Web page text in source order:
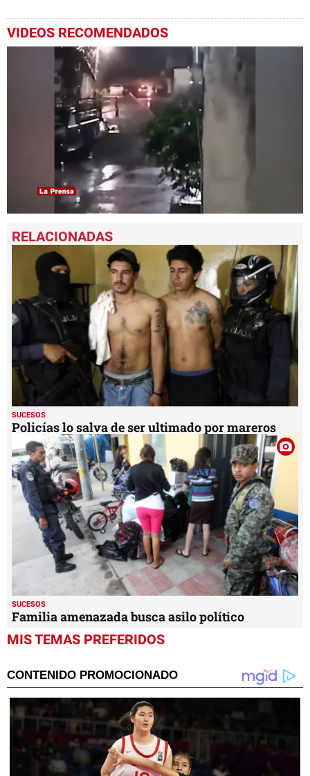
VIDEOS RECOMENDADOS
seconds
of
seconds
SUCESOS
Policías lo salva de ser ultimado por mareros
SUCESOS
Familia amenazada busca asilo político
MIS TEMAS PREFERIDOS